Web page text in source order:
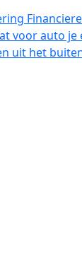
voor auto je
uit het